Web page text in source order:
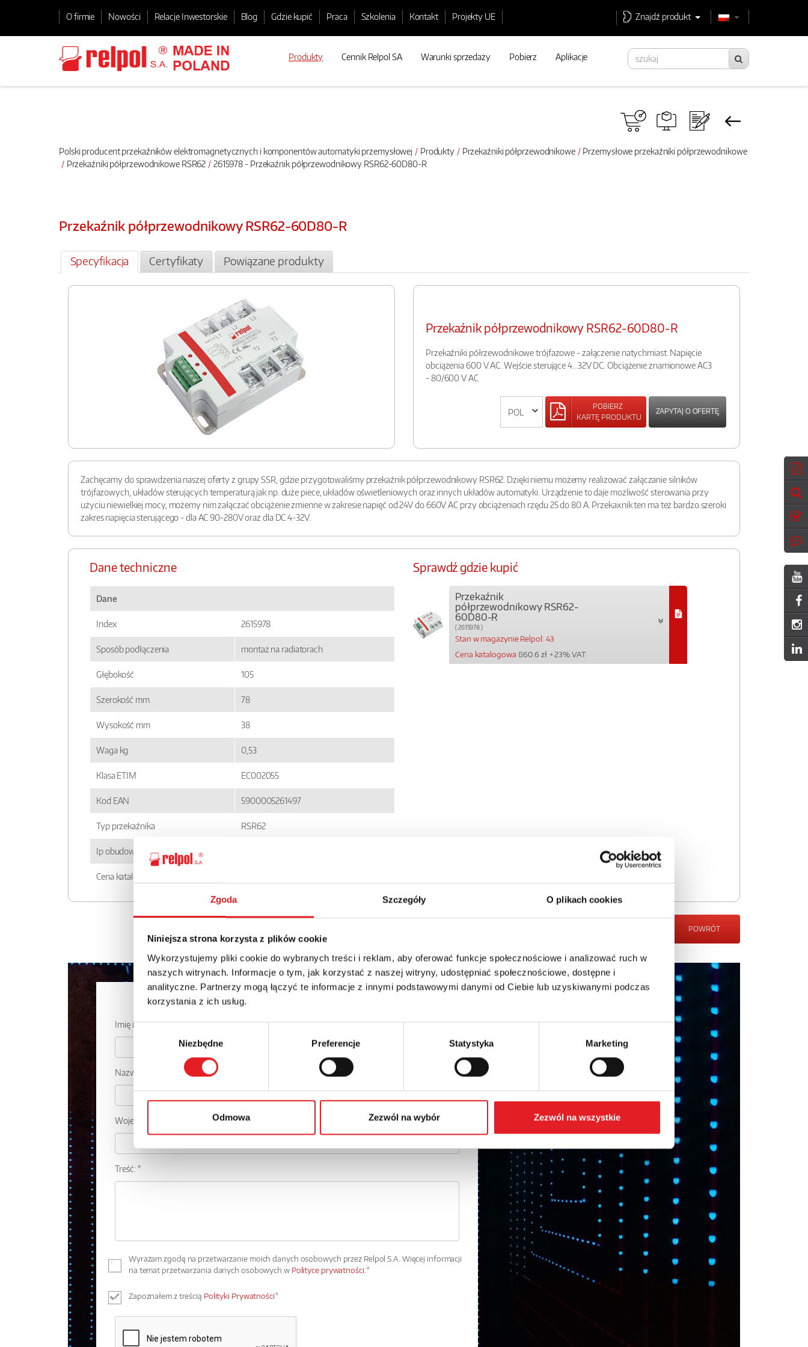
Zgoda Szczegóły O plikach cookies
Niniejsza strona korzysta z plików cookie
Wykorzystujemy pliki cookie do wybranych treści i reklam, aby oferować funkcje społecznościowe i analizować ruch w
naszych witrynach. Informacje o tym, jak korzystać z naszej witryny, udostępniać społecznościowe, dostępne i
analityczne. Partnerzy mogą łączyć te informacje z innymi podstawowymi danymi od Ciebie lub uzyskiwanymi podczas
korzystania z ich usług.
Wybór
Niezbędne Preferencje Statystyka Marketing
Odmowa Zezwól na wybór Zezwól na wszystkie
O firmie Nowości Relacje Inwestorskie Blog Gdzie kupić Praca Szkolenia Kontakt Projekty UE Znajdź produkt
Produkty Cennik Relpol SA Warunki sprzedaży Pobierz Aplikacje
Polski producent przekaźników elektromagnetycznych i komponentów automatyki przemysłowej Produkty Przekaźniki półprzewodnikowe
Przemysłowe przekaźniki półprzewodnikowe
Przekaźniki półprzewodnikowe RSR62
2615978 - Przekaźnik półprzewodnikowy RSR62-60D80-R
Przekaźnik półprzewodnikowy RSR62-60D80-R
Specyfikacja Certyfikaty Powiązane produkty
Przekaźnik półprzewodnikowy RSR62-60D80-R
Przekaźniki półrzewodnikowe trójfazowe - załączenie natychmiast. Napięcie
obciążenia 600 V AC. Wejście sterujące 4…32V DC. Obciążenie znamionowe AC3
- 80/600 V AC
POBIERZ
KARTĘ PRODUKTU
ZAPYTAJ O OFERTĘ
Zachęcamy do sprawdzenia naszej oferty z grupy SSR, gdzie przygotowaliśmy przekaźnik półprzewodnikowy RSR62. Dzięki niemu możemy realizować załączanie silników
trójfazowych, układów sterujących temperaturą jak np. duże piece, układów oświetleniowych oraz innych układów automatyki. Urządzenie to daje możliwość sterowania przy
użyciu niewielkiej mocy, możemy nim załączać obciążenie zmienne w zakresie napięć od 24V do 660V AC przy obciążeniach rzędu 25 do 80 A. Przekaxnik ten ma też bardzo szeroki
zakres napięcia sterującego - dla AC 90-280V oraz dla DC 4-32V.
Dane techniczne
Dane
Index 2615978
Sposób podłączenia montaż na radiatorach
Głębokość 105
Szerokość mm 78
Wysokość mm 38
Waga kg 0,53
Klasa ETIM EC002055
Kod EAN 5900005261497
Typ przekaźnika RSR62
Ip obudowy
Cena katalogowa
Sprawdź gdzie kupić
Przekaźnik
półprzewodnikowy RSR62-
60D80-R
( 2615978 )
Stan w magazynie Relpol: 43
Cena katalogowa 860.6 zł + 23% VAT
POWRÓT
Zapytaj o szczegóły oferty
Imię i nazwisko: * Adres e-mail: *
Nazwa firmy: Numer telefonu:
Województwo:
Treść: *
Wyrażam zgodę na przetwarzanie moich danych osobowych przez Relpol S.A. Więcej informacji
na temat przetwarzania danych osobowych w Polityce prywatności.*
Zapoznałem z treścią Polityki Prywatności*